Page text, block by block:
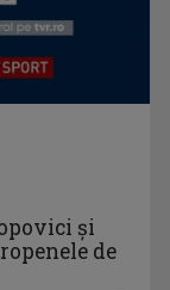
și
de